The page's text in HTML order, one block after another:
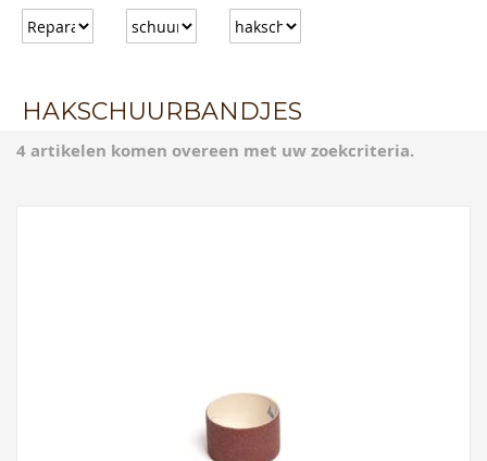
door
naar
HAKSCHUURBANDJES
4 artikelen komen overeen met uw zoekcriteria.